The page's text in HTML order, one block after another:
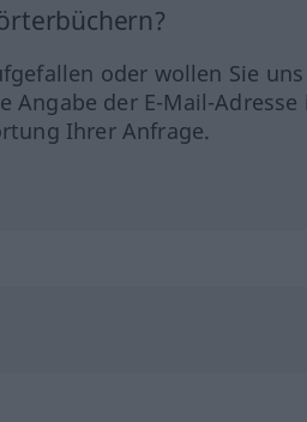
oder wollen Sie
Angabe der E-Mail-
Ihrer Anfrage.